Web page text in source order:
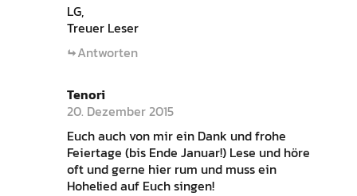
LG,
Treuer Leser
Antworten
Tenori
20. Dezember 2015
Euch auch von mir ein Dank und frohe
Feiertage (bis Ende Januar!) Lese und höre
oft und gerne hier rum und muss ein
Hohelied auf Euch singen!